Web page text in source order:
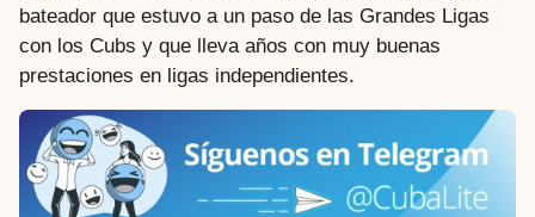
bateador que estuvo a un paso de las Grandes Ligas
con los Cubs y que lleva años con muy buenas
prestaciones en ligas independientes.